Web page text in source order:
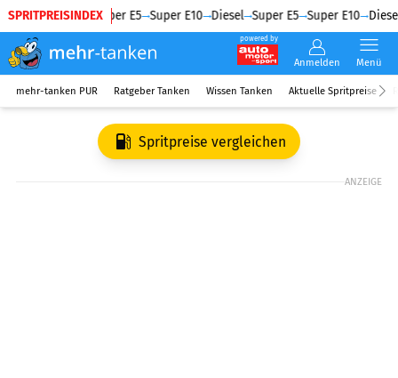
SPRITPREISINDEX
Diesel Super E5 Super E10 Diesel Super E5 Super E10 Diesel
powered by
Anmelden Menü
mehr-tanken PUR Ratgeber Tanken Wissen Tanken Aktuelle Spritpreise
Spritpreise vergleichen
ANZEIGE